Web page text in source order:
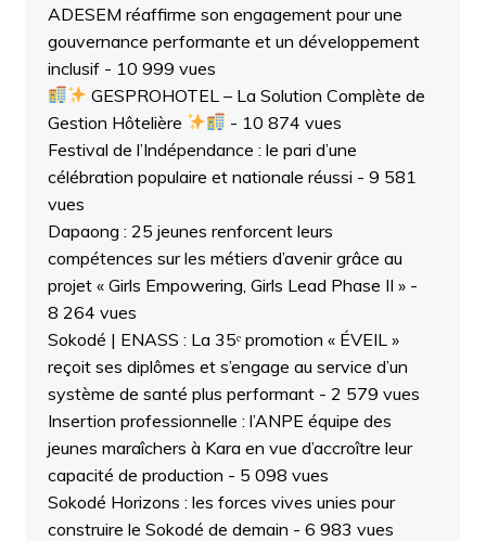
ADESEM réaffirme son engagement pour une
gouvernance performante et un développement
inclusif- 10 999 vues
GESPROHOTEL – La Solution Complète de
Gestion Hôtelière
- 10 874 vues
Festival de l’Indépendance : le pari d’une
célébration populaire et nationale réussi - 9 581
vues
Dapaong : 25 jeunes renforcent leurs
compétences sur les métiers d’avenir grâce au
projet « Girls Empowering, Girls Lead Phase II »-
8 264 vues
Sokodé | ENASS : La 35ᵉ promotion « ÉVEIL »
reçoit ses diplômes et s’engage au service d’un
système de santé plus performant- 2 579 vues
Insertion professionnelle : l’ANPE équipe des
jeunes maraîchers à Kara en vue d’accroître leur
capacité de production - 5 098 vues
Sokodé Horizons : les forces vives unies pour
construire le Sokodé de demain - 6 983 vues